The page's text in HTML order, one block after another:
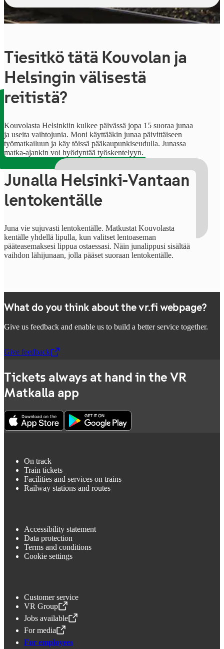
Tiesitkö tätä Kouvolan ja
Helsingin välisestä
reitistä?
Kouvolasta Helsinkiin kulkee päivässä jopa 15 suoraa junaa
ja useita vaihtojunia. Moni käyttääkin junaa päivittäiseen
työmatkailuun ja käy töissä pääkaupunkiseudulla. Junassa
matka-ajankin voi hyödyntää työskentelyyn.
Junalla Helsinki-Vantaan
lentokentälle
Juna vie sujuvasti lentokentälle. Matkustat Kouvolasta
kentälle yhdellä lipulla, kun valitset lentoaseman
pääteasemaksesi lippua ostaessasi. Näin junalippusi sisältää
vaihdon lähijunaan, jolla pääset suoraan lentokentälle.
What do you think about the vr.fi webpage?
Give us feedback and enable us to build a better service together.
Give feedback
,Opens in a new tab
Tickets always at hand in the VR
Matkalla app
On track
Train tickets
Facilities and services on trains
Railway stations and routes
Accessibility statement
Data protection
Terms and conditions
Cookie settings
Customer service
VR Group
,Opens in a new tab
Jobs available
,Opens in a new tab
For media
,Opens in a new tab
For employees